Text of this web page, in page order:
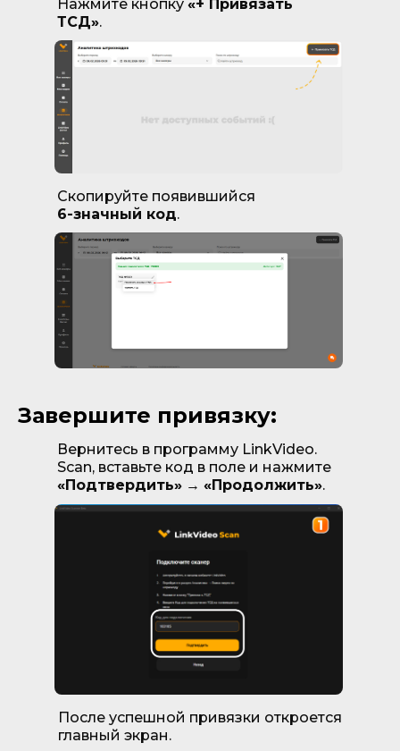
Скопируйте появившийся
6-значный код.
Нажмите кнопку «+ Привязать
ТСД».
Завершите привязку:
После успешной привязки откроется
главный экран.
Вернитесь в программу LinkVideo.
Scan, вставьте код в поле и нажмите
«Подтвердить» → «Продолжить».